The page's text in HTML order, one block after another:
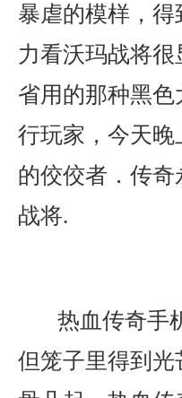
暴虐的模样，
力看沃玛战将
省用的那种黑
行玩家，今天
的佼佼者．传
战将.
热血传奇手
但笼子里得到